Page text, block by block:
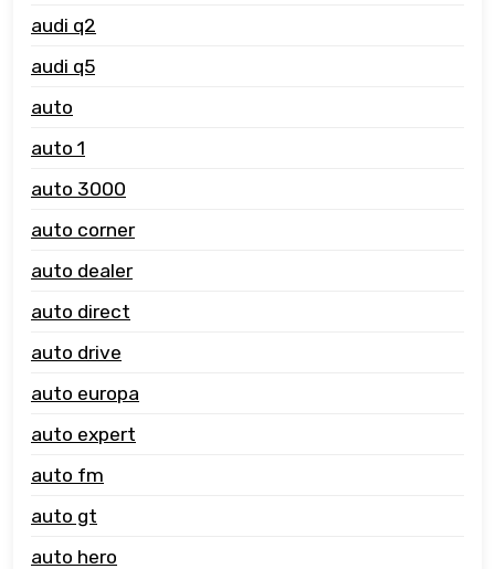
audi q2
audi q5
auto
auto 1
auto 3000
auto corner
auto dealer
auto direct
auto drive
auto europa
auto expert
auto fm
auto gt
auto hero